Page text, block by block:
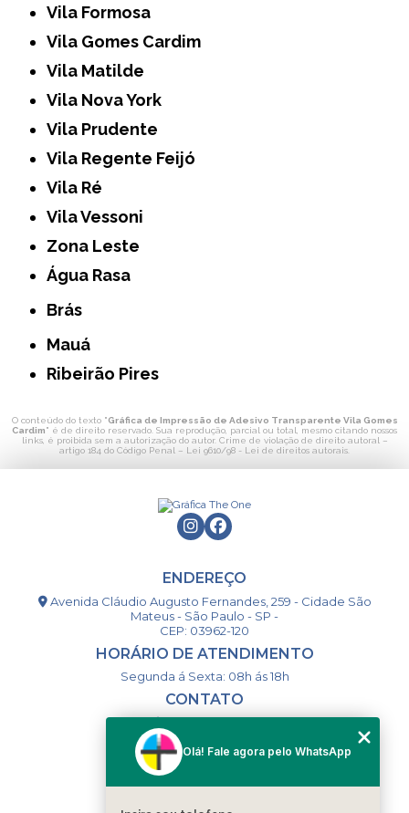
Vila Formosa
Vila Gomes Cardim
Vila Matilde
Vila Nova York
Vila Prudente
Vila Regente Feijó
Vila Ré
Vila Vessoni
Zona Leste
Água Rasa
Brás
Mauá
Ribeirão Pires
O conteúdo do texto "Gráfica de Impressão de Adesivo Transparente Vila Gomes
Cardim" é de direito reservado. Sua reprodução, parcial ou total, mesmo citando nossos
links, é proibida sem a autorização do autor. Crime de violação de direito autoral –
artigo 184 do Código Penal – Lei 9610/98 - Lei de direitos autorais
ENDEREÇO
Avenida Cláudio Augusto Fernandes, 259 - Cidade São
Mateus - São Paulo - SP -
CEP: 03962-120
HORÁRIO DE ATENDIMENTO
Segunda á Sexta: 08h ás 18h
CONTATO
(11) 98993-9556
togsm1@gmail.com
Olá! Fale agora pelo WhatsApp